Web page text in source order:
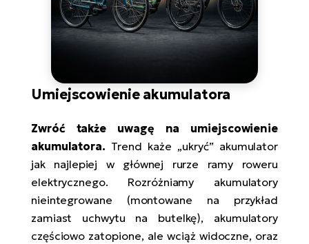
Umiejscowienie akumulatora
Zwróć także uwagę na umiejscowienie
akumulatora. Trend każe „ukryć” akumulator
jak najlepiej w głównej rurze ramy roweru
elektrycznego. Rozróżniamy akumulatory
nieintegrowane (montowane na przykład
zamiast uchwytu na butelkę), akumulatory
częściowo zatopione, ale wciąż widoczne, oraz